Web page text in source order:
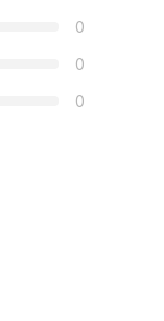
0
0
0